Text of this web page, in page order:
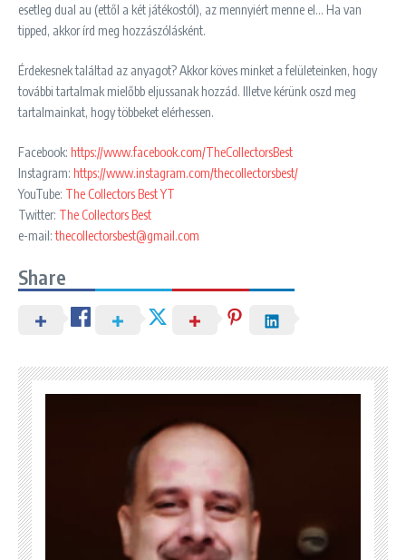
esetleg dual au (ettől a két játékostól), az mennyiért menne el… Ha van
tipped, akkor írd meg hozzászólásként.
Érdekesnek találtad az anyagot? Akkor köves minket a felületeinken, hogy
további tartalmak mielőbb eljussanak hozzád. Illetve kérünk oszd meg
tartalmainkat, hogy többeket elérhessen.
Facebook: https://www.facebook.com/TheCollectorsBest
Instagram: https://www.instagram.com/thecollectorsbest/
YouTube: The Collectors Best YT
Twitter: The Collectors Best
e-mail:thecollectorsbest@gmail.com
Share